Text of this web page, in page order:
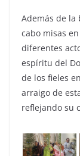
Además de la
cabo misas
diferentes
espíritu del
de los fieles
arraigo de
reflejando su